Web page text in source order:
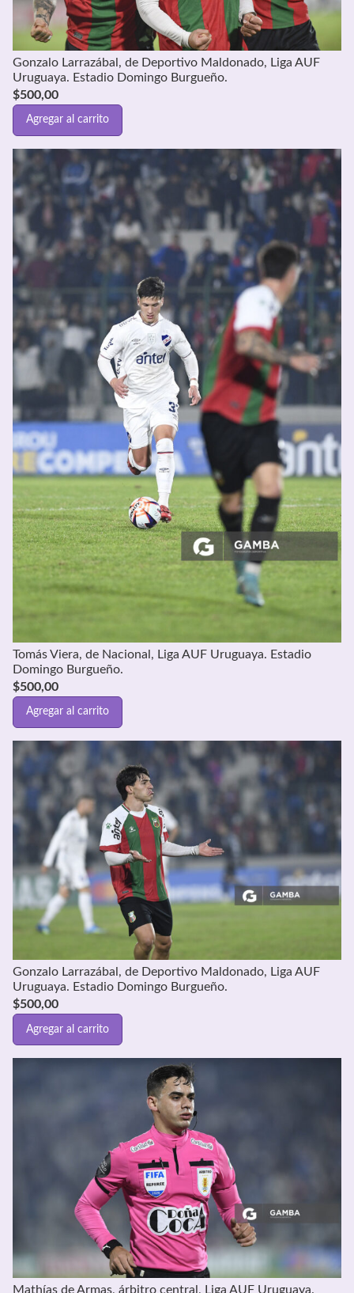
Gonzalo Larrazábal, de Deportivo Maldonado, Liga AUF
Uruguaya. Estadio Domingo Burgueño.
$500,00
Agregar al carrito
Tomás Viera, de Nacional, Liga AUF Uruguaya. Estadio
Domingo Burgueño.
$500,00
Agregar al carrito
Gonzalo Larrazábal, de Deportivo Maldonado, Liga AUF
Uruguaya. Estadio Domingo Burgueño.
$500,00
Agregar al carrito
Mathías de Armas, árbitro central, Liga AUF Uruguaya.